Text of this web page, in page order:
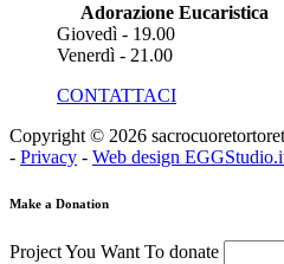
Adorazione Eucaristica
Giovedì - 19.00
Venerdì - 21.00
CONTATTACI
Copyright © 2026
- Privacy - Web design
Make a Donation
Project You Want To donate